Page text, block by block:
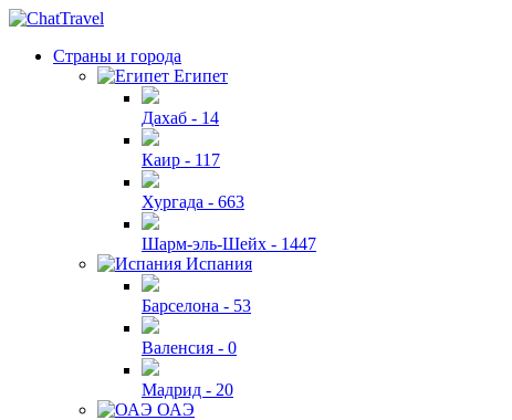
Страны и города
Египет
Дахаб - 14
Каир - 117
Хургада - 663
Шарм-эль-Шейх - 1447
Испания
Барселона - 53
Валенсия - 0
Мадрид - 20
ОАЭ